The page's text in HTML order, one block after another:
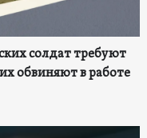
солдат требуют
обвиняют в работе